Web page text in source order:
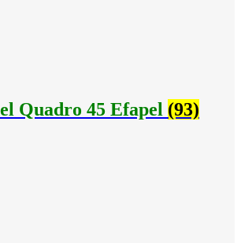
Quadro 45 Efapel (93)